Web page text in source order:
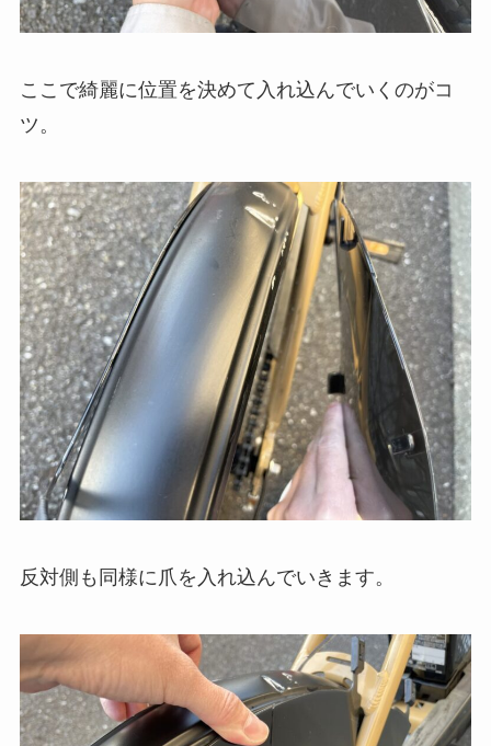
ここで綺麗に位置を決めて入れ込んでいくのがコ
ツ。
反対側も同様に爪を入れ込んでいきます。